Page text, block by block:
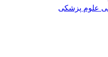
علوم پزشکی